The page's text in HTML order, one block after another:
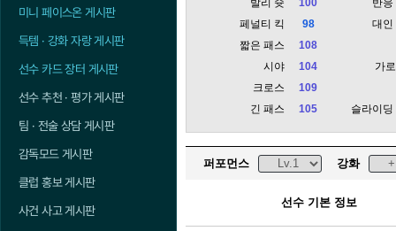
미니 페이스온 게시판
득템 · 강화 자랑 게시판
선수 카드 장터 게시판
선수 추천 · 평가 게시판
팀 · 전술 상담 게시판
감독모드 게시판
클럽 홍보 게시판
사건 사고 게시판
페널티 킥
98
짧은 패스
108
시야
104
크로스
109
긴 패스
105
대인
가
슬라이딩
퍼포먼스 강화
선수 기본 정보